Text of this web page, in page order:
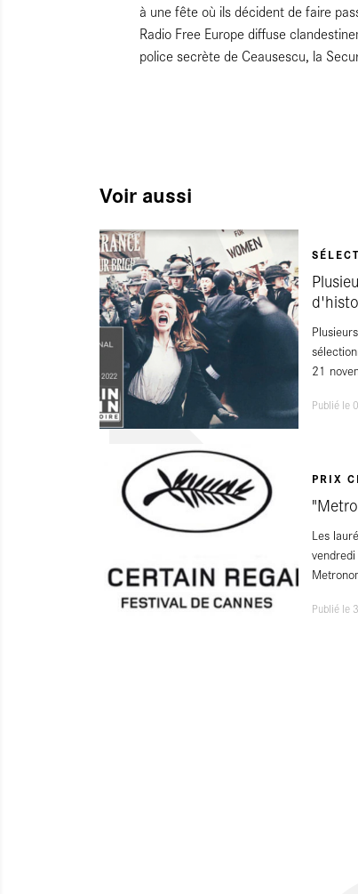
à une fête où ils décident de faire
Radio Free Europe diffuse
police secrète de Ceausescu, la
Voir aussi
21
Publié
PRIX
Les
Publié